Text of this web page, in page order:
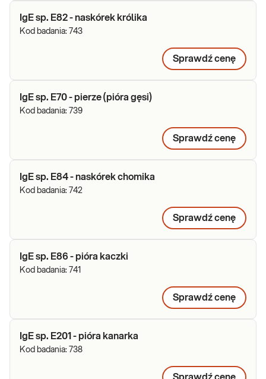
IgE sp. E82 - naskórek królika
Kod badania: 743
Sprawdź cenę
IgE sp. E70 - pierze (pióra gęsi)
Kod badania: 739
Sprawdź cenę
IgE sp. E84 - naskórek chomika
Kod badania: 742
Sprawdź cenę
IgE sp. E86 - pióra kaczki
Kod badania: 741
Sprawdź cenę
IgE sp. E201 - pióra kanarka
Kod badania: 738